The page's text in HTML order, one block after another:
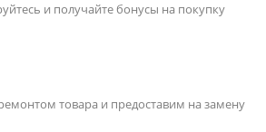
и получайте бонусы на покупку
товара и предоставим на замену